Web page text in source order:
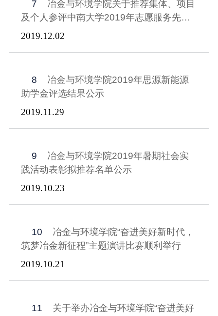
7
冶金与环境学院关于推荐集体、项目
及个人参评中南大学2019年志愿服务先进
集体、优秀志愿服务项目和优秀青年志愿者
2019.12.02
8
冶金与环境学院2019年思源新能源
助学金评选结果公示
2019.11.29
9
冶金与环境学院2019年暑期社会实
践活动表彰拟推荐名单公示
2019.10.23
10
冶金与环境学院“奋进美好新时代，
筑梦冶金新征程”主题演讲比赛顺利举行
2019.10.21
11
关于举办冶金与环境学院“奋进美好